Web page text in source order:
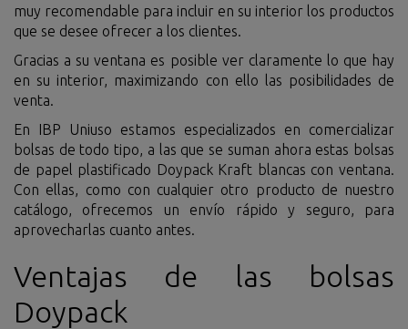
muy recomendable para incluir en su interior los productos
que se desee ofrecer a los clientes.
Gracias a su ventana es posible ver claramente lo que hay
en su interior, maximizando con ello las posibilidades de
venta.
En IBP Uniuso estamos especializados en comercializar
bolsas de todo tipo, a las que se suman ahora estas bolsas
de papel plastificado Doypack Kraft blancas con ventana.
Con ellas, como con cualquier otro producto de nuestro
catálogo, ofrecemos un envío rápido y seguro, para
aprovecharlas cuanto antes.
Ventajas de las bolsas
Doypack